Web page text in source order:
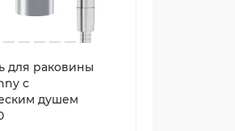
для раковины
с
душем